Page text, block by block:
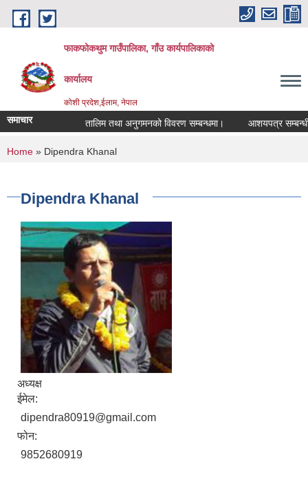
Skip to main content
फाकफोकथुम गाउँपालिका, गाँउ कार्यपालिकाको
कार्यालय
कोशी प्रदेश,ईलाम, नेपाल
समाचार तालिम तथा अनुगमनको विवरण सम्बन्धमा। आशयपत्र सम्बन्धी
You are here
Home » Dipendra Khanal
Dipendra Khanal
अध्यक्ष
ईमेल:
dipendra80919@gmail.com
फोन:
9852680919